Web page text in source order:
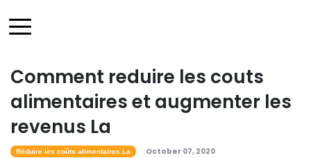
Comment reduire les couts
alimentaires et augmenter les
revenus La
Réduire les coûts alimentaires La October 07, 2020